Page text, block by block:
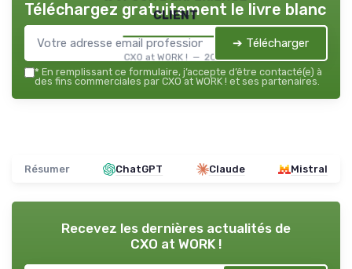
client
CXO at WORK ! — 2026
Téléchargez gratuitement le livre blanc
➔ Télécharger
* En remplissant ce formulaire, j’accepte d’être contacté(e) à
des fins commerciales par CXO at WORK ! et ses partenaires.
Résumer ChatGPT Claude Mistral
Recevez les dernières actualités de
CXO at WORK !